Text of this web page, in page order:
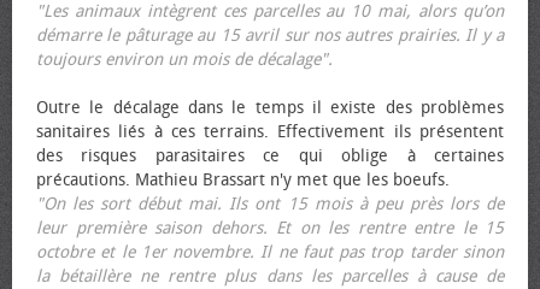
"Les animaux intègrent ces parcelles au 10 mai, alors qu’on
démarre le pâturage au 15 avril sur nos autres prairies. Il y a
toujours environ un mois de décalage".
Outre le décalage dans le temps il existe des problèmes
sanitaires liés à ces terrains. Effectivement ils présentent
des risques parasitaires ce qui oblige à certaines
précautions. Mathieu Brassart n'y met que les bœufs.
"On les sort début mai. Ils ont 15 mois à peu près lors de
leur première saison dehors. Et on les rentre entre le 15
octobre et le 1er novembre. Il ne faut pas trop tarder sinon
la bétaillère ne rentre plus dans les parcelles à cause de